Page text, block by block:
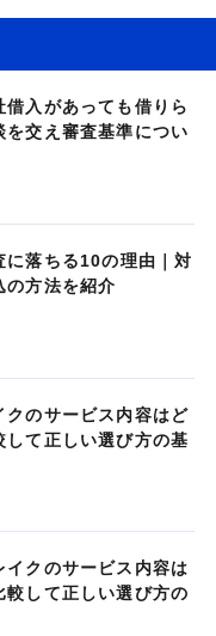
借入があっても借りら
を交え審査基準につい
に落ちる10の理由｜対
の方法を紹介
クのサービス内容はど
して正しい選び方の基
イクのサービス内容は
較して正しい選び方の